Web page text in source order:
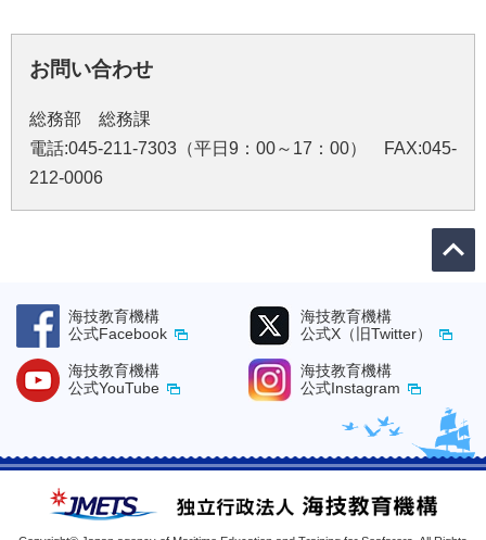
お問い合わせ
総務部 総務課
電話:045-211-7303（平日9：00～17：00） FAX:045-
212-0006
海技教育機構
公式Facebook
海技教育機構
公式X（旧Twitter）
海技教育機構
公式YouTube
海技教育機構
公式Instagram